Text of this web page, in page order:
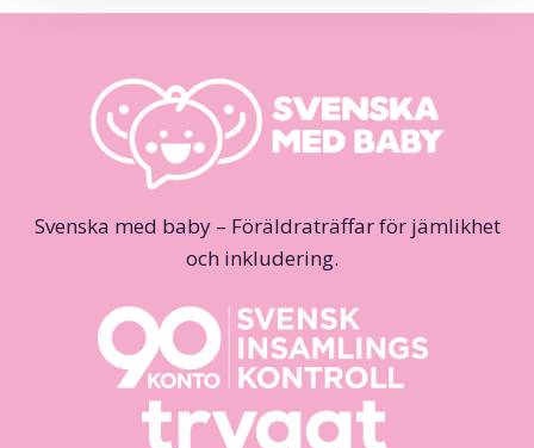
Svenska med baby – Föräldraträffar för jämlikhet
och inkludering.